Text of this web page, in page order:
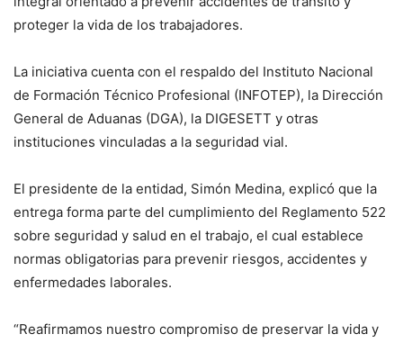
proteger la vida de los trabajadores.
La iniciativa cuenta con el respaldo del Instituto Nacional
de Formación Técnico Profesional (INFOTEP), la Dirección
General de Aduanas (DGA), la DIGESETT y otras
instituciones vinculadas a la seguridad vial.
El presidente de la entidad, Simón Medina, explicó que la
entrega forma parte del cumplimiento del Reglamento 522
sobre seguridad y salud en el trabajo, el cual establece
normas obligatorias para prevenir riesgos, accidentes y
enfermedades laborales.
“Reafirmamos nuestro compromiso de preservar la vida y